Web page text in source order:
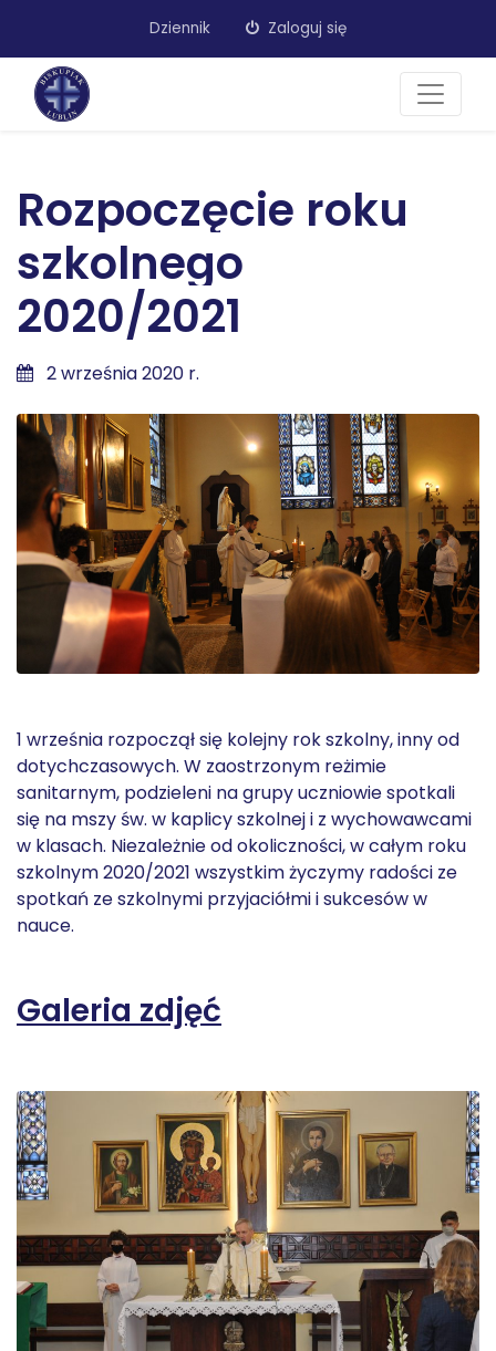
Dziennik Zaloguj się
Rozpoczęcie roku
szkolnego
2020/2021
2 września 2020 r.
1 września rozpoczął się kolejny rok szkolny, inny od
dotychczasowych. W zaostrzonym reżimie
sanitarnym, podzieleni na grupy uczniowie spotkali
się na mszy św. w kaplicy szkolnej i z wychowawcami
w klasach. Niezależnie od okoliczności, w całym roku
szkolnym 2020/2021 wszystkim życzymy radości ze
spotkań ze szkolnymi przyjaciółmi i sukcesów w
nauce.
Galeria zdjęć